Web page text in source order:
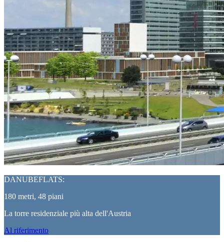
DANUBEFLATS:
180 metri, 48 piani
La torre residenziale più alta dell'Austria
Al riferimento